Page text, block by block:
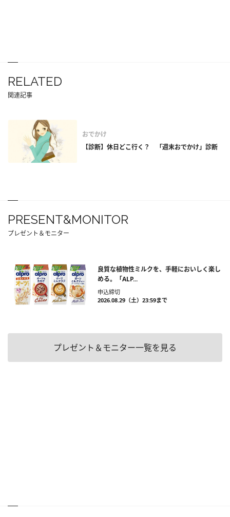
RELATED
関連記事
おでかけ
【診断】休日どこ行く？ 「週末おでかけ」診断
PRESENT&MONITOR
プレゼント＆モニター
良質な植物性ミルクを、手軽においしく楽し
める。「ALP...
申込締切
2026.08.29（土）23:59まで
プレゼント＆モニター一覧を見る